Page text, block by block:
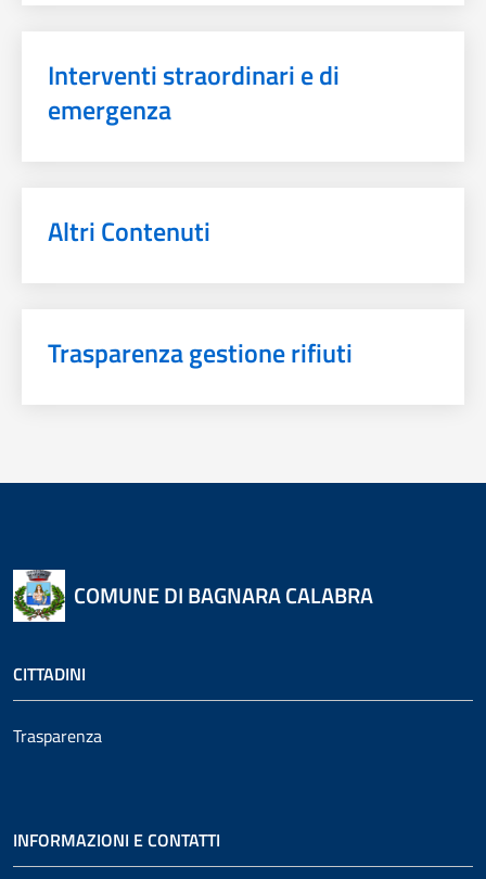
Interventi straordinari e di
emergenza
Altri Contenuti
Trasparenza gestione rifiuti
COMUNE DI BAGNARA CALABRA
CITTADINI
Trasparenza
INFORMAZIONI E CONTATTI